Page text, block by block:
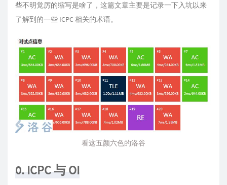
些不明觉厉的缩写是啥了，这篇文章主要是记录一下入坑以来
了解到的一些 ICPC 相关的术语。
看这五颜六色的洛谷
0. ICPC 与 OI